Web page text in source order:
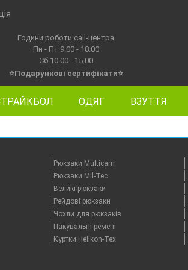
Години роботи call-центра
Пн - Пт 9.00 - 18.00
Сб 10.00 - 15.00
⭐Подарункові сертифікати⭐
ОДЯГ ВЗУТТЯ
Рюкзаки Multicam
Рюкзаки Mil-Tec
Великі рюкзаки
Рейдові рюкзаки
Чохли для рюкзаків
Пакувальні ремені
Куртки Helikon-Tex